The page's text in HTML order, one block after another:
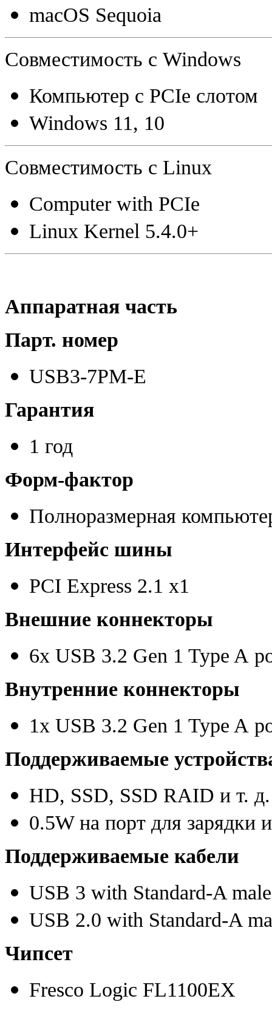
macOS Sequoia
Совместимость с Windows
Компьютер с PCIe слотом
Windows 11, 10
Совместимость с Linux
Computer with PCIe
Linux Kernel 5.4.0+
Аппаратная часть
Парт. номер
USB3-7PM-E
Гарантия
1 год
Форм-фактор
Полноразмерная
Интерфейс шины
PCI Express 2.1 x1
Внешние коннекторы
6х USB 3.2 Gen 1 Type A
Внутренние коннекторы
1х USB 3.2 Gen 1 Type A
Поддерживаемые
HD, SSD, SSD RAID и т. д.
0.5W на порт для зарядки
Поддерживаемые кабели
USB 3 with Standard-A
USB 2.0 with Standard-A
Чипсет
Fresco Logic FL1100EX